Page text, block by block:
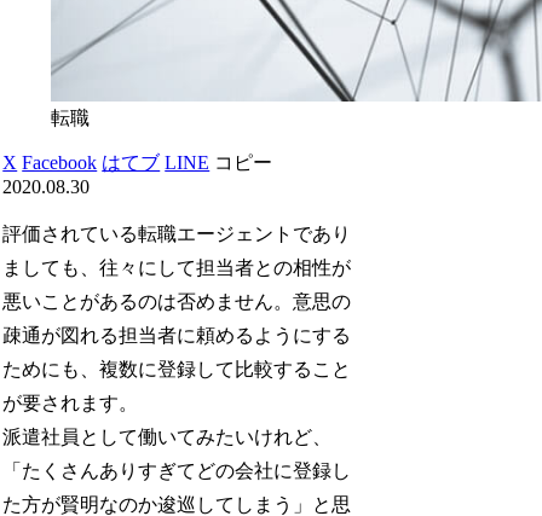
転職
X Facebook はてブ LINE コピー
2020.08.30
評価されている転職エージェントであり
ましても、往々にして担当者との相性が
悪いことがあるのは否めません。意思の
疎通が図れる担当者に頼めるようにする
ためにも、複数に登録して比較すること
が要されます。
派遣社員として働いてみたいけれど、
「たくさんありすぎてどの会社に登録し
た方が賢明なのか逡巡してしまう」と思